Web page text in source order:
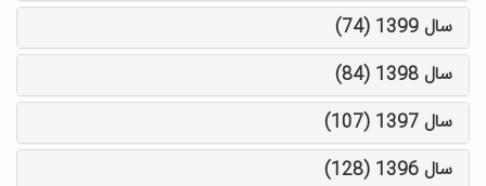
سال 1399 (74)
سال 1398 (84)
سال 1397 (107)
سال 1396 (128)